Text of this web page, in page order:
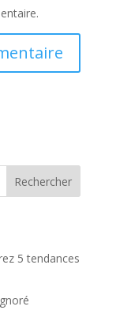
Rechercher
5 tendances